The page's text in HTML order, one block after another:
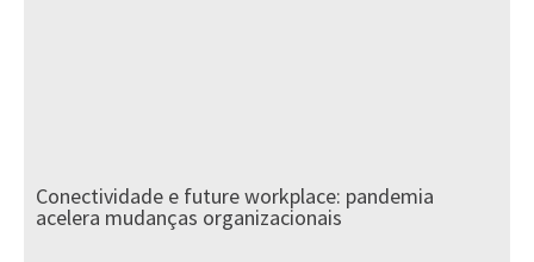
Conectividade e future workplace: pandemia
acelera mudanças organizacionais